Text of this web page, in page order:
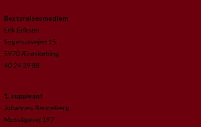
Bestyrelsesmedlem
Erik Eriksen
Sygehusvejen 15
5970 Ærøskøbing
40 24 39 88
1. suppleant
Johannes Renneberg
Musvågevej 197